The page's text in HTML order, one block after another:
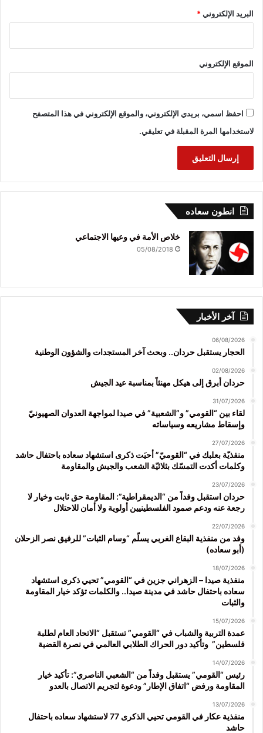
البريد الإلكتروني*
الموقع الإلكتروني
احفظ اسمي، بريدي الإلكتروني، والموقع الإلكتروني في هذا المتصفح
لاستخدامها المرة المقبلة في تعليقي.
انطون سعاده
خلاص الأمة في وعيها الاجتماعي
05/08/2018
آخر الأخبار
06/08/2026
الحجار يستقبل حردان.. وبحث آخر المستجدات والشؤون الوطنية
02/08/2026
حردان أبرق إلى هيكل مهنئاً بمناسبة عيد الجيش
31/07/2026
لقاء بين “القومي” و”الشعبية” في صيدا لمواجهة العدوان الصهيونيّ
وإسقاط مشاريعه وسياساته
27/07/2026
منفذيّة بعلبك في “القوميّ” أحيَت ذكرى استشهاد سعاده باحتفال حاشد
وكلمات أكدت التمسّك بثلاثيّة الشعب والجيش والمقاومة
23/07/2026
حردان استقبل وفداً من “الديمقراطية”: المقاومة حق ثابت وخيار لا
رجعة عنه ودعم صمود الفلسطينيين أولوية ولا أمان للاحتلال
22/07/2026
وفد من منفذية البقاع الغربي يسلّم “وسام الثبات” للرفيق نصر الزحلان
(أبو سعاده)
18/07/2026
منفذية صيدا – الزهراني جزين في “القومي” تحيي ذكرى استشهاد
سعاده باحتفال حاشد في مدينة صيدا.. والكلمات تؤكد خيار المقاومة
والثبات
15/07/2026
عمدة التربية والشباب في “القومي” تستقبل “الاتحاد العام لطلبة
فلسطين” وتأكيد دور الحراك الطلابي العالمي في نصرة القضية
14/07/2026
رئيس “القومي” يستقبل وفداً من “الشعبي الناصري”: تأكيد خيار
المقاومة ورفض “اتفاق الإطار” ودعوة لتجريم الاتصال بالعدو
13/07/2026
منفذية عكار في القومي تحيي الذكرى 77 لاستشهاد سعاده باحتفال
حاشد